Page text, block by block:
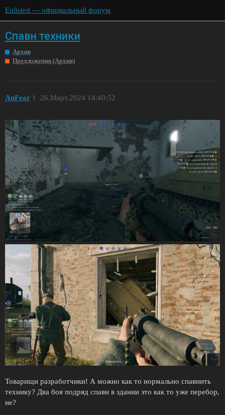
Enlisted — официальный форум
Спавн техники
Архив
Предложения (Архив)
AnFear 26.Март.2024 14:40:52
1
Товарищи разработчики! А можно как то нормально спавнить
технику? Два боя подряд спавн в здании это как то уже перебор,
не?